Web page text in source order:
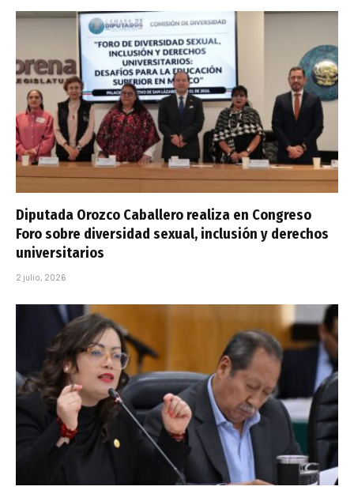
Diputada Orozco Caballero realiza en Congreso
Foro sobre diversidad sexual, inclusión y derechos
universitarios
2 julio, 2026